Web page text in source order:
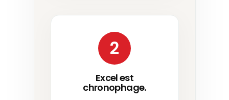
2
Excel est
chronophage.